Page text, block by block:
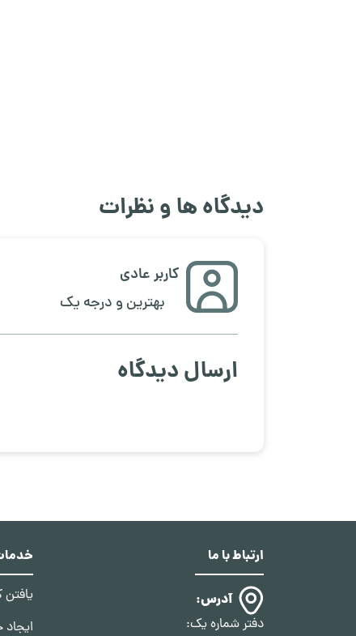
دیدگاه ها و نظرات
کاربر عادی
بهترین و درجه یک
ارسال دیدگاه
ارتباط با ما
آدرس:
دفتر شماره یک: